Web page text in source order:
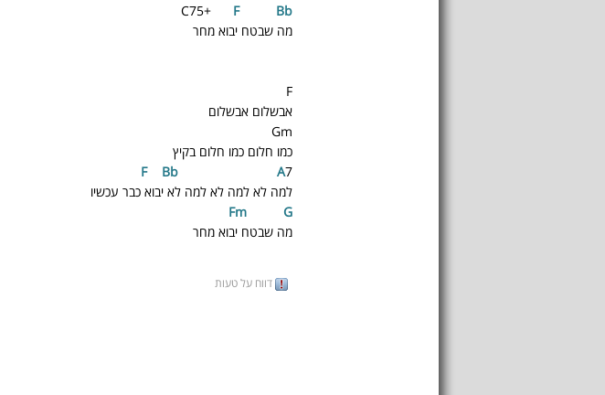
C75+
F
Bb
מה שבטח יבוא מחר
F
אבשלום אבשלום
Gm
כמו חלום כמו חלום בקיץ
F
Bb A7
למה לא למה לא למה לא יבוא כבר עכשיו
Fm
G
מה שבטח יבוא מחר
דווח על טעות